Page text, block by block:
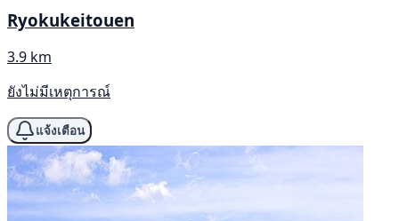
Ryokukeitouen
3.9 km
ยังไม่มีเหตุการณ์
แจ้งเตือน